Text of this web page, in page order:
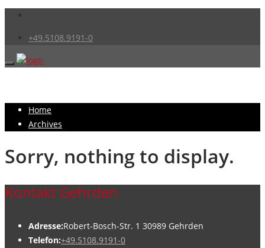
+49.5108.9191-0
Home
Archives
Sorry, nothing to display.
Kontakt Gehrden
Adresse:Robert-Bosch-Str. 1 30989 Gehrden
Telefon:+49.5108.9191-0